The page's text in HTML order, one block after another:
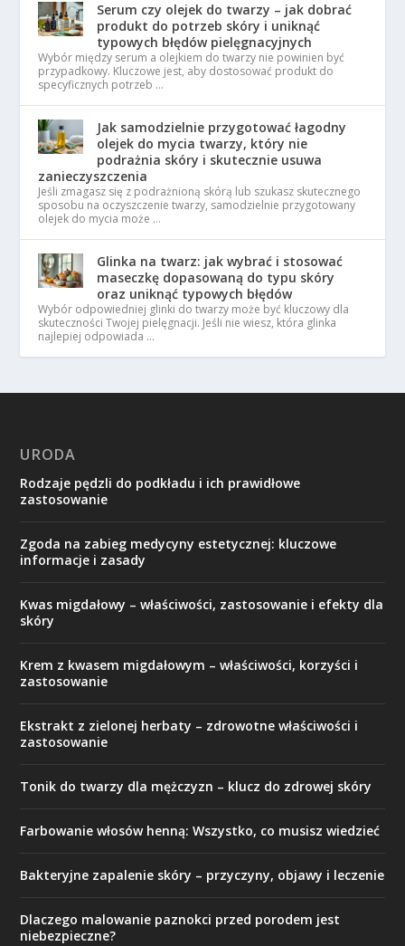
Serum czy olejek do twarzy – jak dobrać
produkt do potrzeb skóry i uniknąć
typowych błędów pielęgnacyjnych
Wybór między serum a olejkiem do twarzy nie powinien być
przypadkowy. Kluczowe jest, aby dostosować produkt do
specyficznych potrzeb …
Jak samodzielnie przygotować łagodny
olejek do mycia twarzy, który nie
podrażnia skóry i skutecznie usuwa
zanieczyszczenia
Jeśli zmagasz się z podrażnioną skórą lub szukasz skutecznego
sposobu na oczyszczenie twarzy, samodzielnie przygotowany
olejek do mycia może …
Glinka na twarz: jak wybrać i stosować
maseczkę dopasowaną do typu skóry
oraz uniknąć typowych błędów
Wybór odpowiedniej glinki do twarzy może być kluczowy dla
skuteczności Twojej pielęgnacji. Jeśli nie wiesz, która glinka
najlepiej odpowiada …
URODA
Rodzaje pędzli do podkładu i ich prawidłowe
zastosowanie
Zgoda na zabieg medycyny estetycznej: kluczowe
informacje i zasady
Kwas migdałowy – właściwości, zastosowanie i efekty dla
skóry
Krem z kwasem migdałowym – właściwości, korzyści i
zastosowanie
Ekstrakt z zielonej herbaty – zdrowotne właściwości i
zastosowanie
Tonik do twarzy dla mężczyzn – klucz do zdrowej skóry
Farbowanie włosów henną: Wszystko, co musisz wiedzieć
Bakteryjne zapalenie skóry – przyczyny, objawy i leczenie
Dlaczego malowanie paznokci przed porodem jest
niebezpieczne?